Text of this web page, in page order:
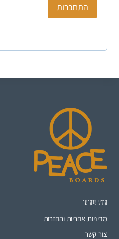
התחברות
מידע שימושי
מדיניות אחריות והחזרות
צור קשר